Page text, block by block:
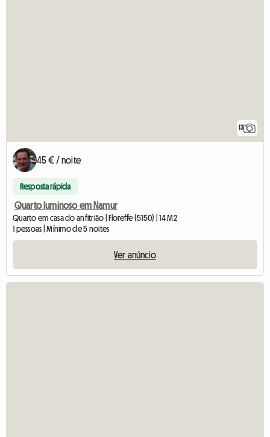
13
45 € / noite
Resposta rápida
Quarto luminoso em Namur
Quarto em casa do anfitrião | Floreffe (5150) | 14 M2
1 pessoas | Mínimo de 5 noites
Ver anúncio